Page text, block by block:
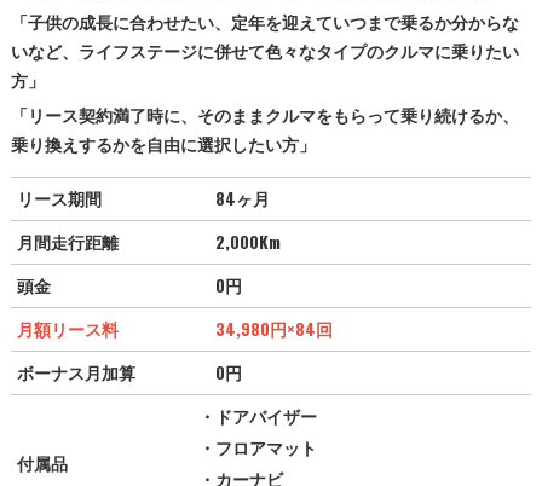
「子供の成長に合わせたい、定年を迎えていつまで乗るか分からな
いなど、ライフステージに併せて色々なタイプのクルマに乗りたい
方」
「リース契約満了時に、そのままクルマをもらって乗り続けるか、
乗り換えするかを自由に選択したい方」
リース期間
84ヶ月
月間走行距離
2,000Km
頭金
0円
月額リース料
34,980円×84回
ボーナス月加算
0円
付属品
・ドアバイザー
・フロアマット
・カーナビ